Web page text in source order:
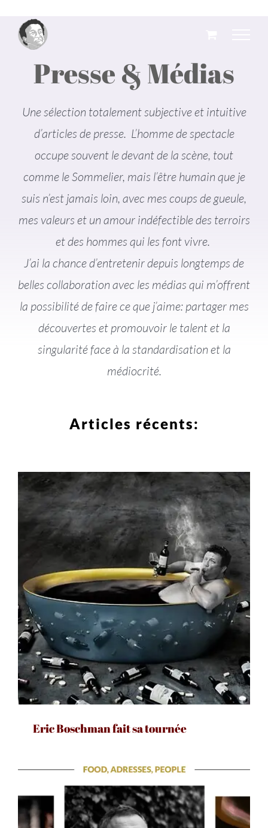
contenu
Presse & Médias
Une sélection totalement subjective et intuitive
d’articles de presse. L’homme de spectacle
occupe souvent le devant de la scène, tout
comme le Sommelier, mais l’être humain que je
suis n’est jamais loin, avec mes coups de gueule,
mes valeurs et un amour indéfectible des terroirs
et des hommes qui les font vivre.
J’ai la chance d’entretenir depuis longtemps de
belles collaboration avec les médias qui m’offrent
la possibilité de faire ce que j’aime: partager mes
découvertes et promouvoir le talent et la
singularité face à la standardisation et la
médiocrité.
Articles récents:
Eric Boschman fait sa tournée